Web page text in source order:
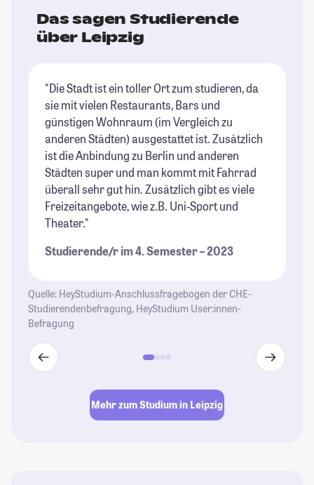
Das sagen Studierende
über Leipzig
"Die Stadt ist ein toller Ort zum studieren, da
sie mit vielen Restaurants, Bars und
günstigen Wohnraum (im Vergleich zu
anderen Städten) ausgestattet ist. Zusätzlich
ist die Anbindung zu Berlin und anderen
Städten super und man kommt mit Fahrrad
überall sehr gut hin. Zusätzlich gibt es viele
Freizeitangebote, wie z.B. Uni-Sport und
Theater."
Studierende/r im 4. Semester – 2023
Quelle: HeyStudium-Anschlussfragebogen der CHE-
Studierendenbefragung, HeyStudium User:innen-
Befragung
Mehr zum Studium in Leipzig